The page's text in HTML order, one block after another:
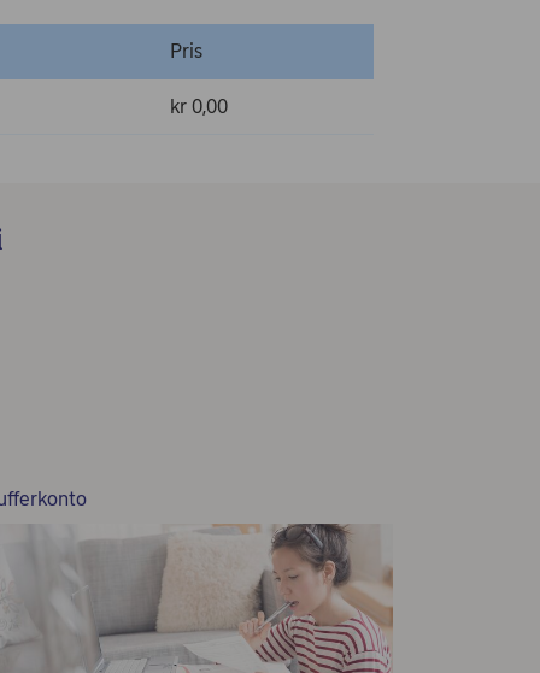
Pris
kr 0,00